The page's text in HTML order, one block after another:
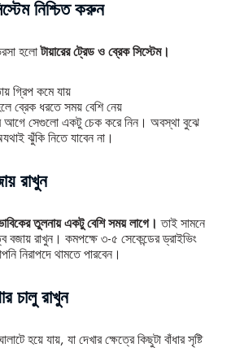
নিশ্চিত করুন
হলো টায়ারের ট্রেড ও ব্রেক সিস্টেম।
গ্রিপ কমে যায়
ব্রেক ধরতে সময় বেশি নেয়
আগে সেগুলো একটু চেক করে নিন। অবস্থা বুঝে
ঝুঁকি নিতে যাবেন না।
রাখুন
তুলনায় একটু বেশি সময় লাগে। তাই সামনে
বজায় রাখুন। কমপক্ষে ৩-৫ সেকেন্ডের ড্রাইভিং
নিরাপদে থামতে পারবেন।
চালু রাখুন
হয়ে যায়, যা দেখার ক্ষেত্রে কিছুটা বাঁধার সৃষ্টি